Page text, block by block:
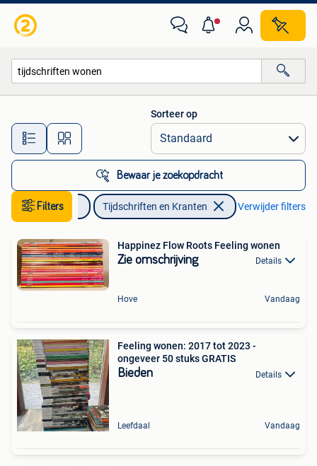
Alle afstanden…
Sorteer op
Bewaar je zoekopdracht
Filters
Boeken Tijdschriften en Kranten Verwijder filters
Happinez Flow Roots Feeling wonen
Zie omschrijving Details
Hove Vandaag
Feeling wonen: 2017 tot 2023 -
ongeveer 50 stuks GRATIS
Bieden Details
Leefdaal Vandaag